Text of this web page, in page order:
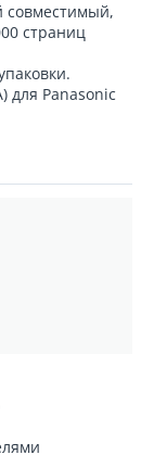
совместимый,
страниц
для Panasonic